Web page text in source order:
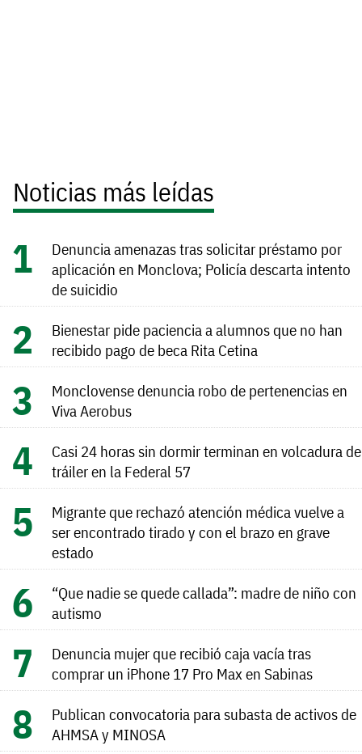
Noticias más leídas
Denuncia amenazas tras solicitar préstamo por
aplicación en Monclova; Policía descarta intento
de suicidio
Bienestar pide paciencia a alumnos que no han
recibido pago de beca Rita Cetina
Monclovense denuncia robo de pertenencias en
Viva Aerobus
Casi 24 horas sin dormir terminan en volcadura de
tráiler en la Federal 57
Migrante que rechazó atención médica vuelve a
ser encontrado tirado y con el brazo en grave
estado
“Que nadie se quede callada”: madre de niño con
autismo
Denuncia mujer que recibió caja vacía tras
comprar un iPhone 17 Pro Max en Sabinas
Publican convocatoria para subasta de activos de
AHMSA y MINOSA